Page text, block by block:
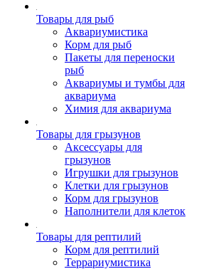
Товары для рыб
Аквариумистика
Корм для рыб
Пакеты для переноски
рыб
Аквариумы и тумбы для
аквариума
Химия для аквариума
Товары для грызунов
Аксессуары для
грызунов
Игрушки для грызунов
Клетки для грызунов
Корм для грызунов
Наполнители для клеток
Товары для рептилий
Корм для рептилий
Террариумистика